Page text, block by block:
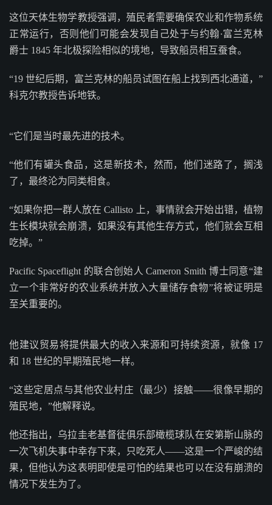
这位天体生物学教授强调，殖民者需要确保农业和作物系统
正常运行，否则他们可能会发现自己处于与约翰·富兰克林
爵士 1845 年北极探险相似的境地，导致船员相互蚕食。
“19 世纪后期，富兰克林的船员试图在船上找到西北通道，”
科克尔教授告诉地铁。
“它们是当时最先进的技术。
“他们有罐头食品，这是新技术，然而，他们迷路了，搁浅
了，最终沦为同类相食。
“如果你把一群人放在 Callisto 上，事情就会开始出错，植物
生长模块就会崩溃，如果没有其他生存方式，他们就会互相
吃掉。”
Pacific Spaceflight 的联合创始人 Cameron Smith 博士同意“建
立一个非常好的农业系统并放入大量储存食物”将被证明是
至关重要的。
他建议贸易将提供最大的收入来源和可持续资源，就像 17
和 18 世纪的早期殖民地一样。
“这些定居点与其他农业村庄（最少）接触——很像早期的
殖民地，”他解释说。
他还指出，乌拉圭老基督徒俱乐部橄榄球队在安第斯山脉的
一次飞机失事中幸存下来，只吃死人——这是一个严峻的结
果，但他认为这表明即使是可怕的结果也可以在没有崩溃的
情况下发生为了。